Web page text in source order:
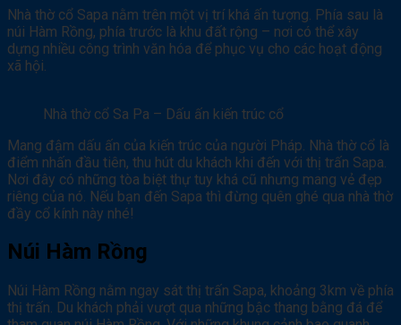
Nhà thờ cổ Sapa nằm trên một vị trí khá ấn tượng. Phía sau là
núi Hàm Rồng, phía trước là khu đất rộng – nơi có thể xây
dựng nhiều công trình văn hóa để phục vụ cho các hoạt động
xã hội.
Nhà thờ cổ Sa Pa – Dấu ấn kiến trúc cổ
Mang đậm dấu ấn của kiến trúc của người Pháp. Nhà thờ cổ là
điểm nhấn đầu tiên, thu hút du khách khi đến với thị trấn Sapa.
Nơi đây có những tòa biệt thự tuy khá cũ nhưng mang vẻ đẹp
riêng của nó. Nếu bạn đến Sapa thì đừng quên ghé qua nhà thờ
đầy cổ kính này nhé!
Núi Hàm Rồng
Núi Hàm Rồng nằm ngay sát thị trấn Sapa, khoảng 3km về phía
thị trấn. Du khách phải vượt qua những bậc thang bằng đá để